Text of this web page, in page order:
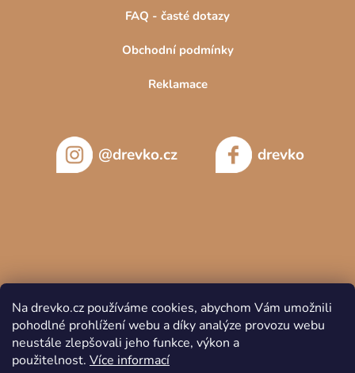
Na drevko.cz používáme cookies, abychom Vám umožnili
pohodlné prohlížení webu a díky analýze provozu webu
neustále zlepšovali jeho funkce, výkon a
použitelnost. Více informací
FAQ - časté dotazy
Obchodní podmínky
Reklamace
@drevko.cz drevko